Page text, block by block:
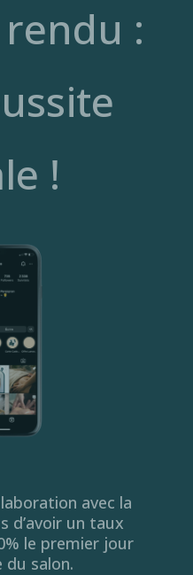
:
!
avec la
d’avoir un taux
le premier jour
du salon.